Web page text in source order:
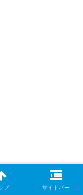
プ サイドバー